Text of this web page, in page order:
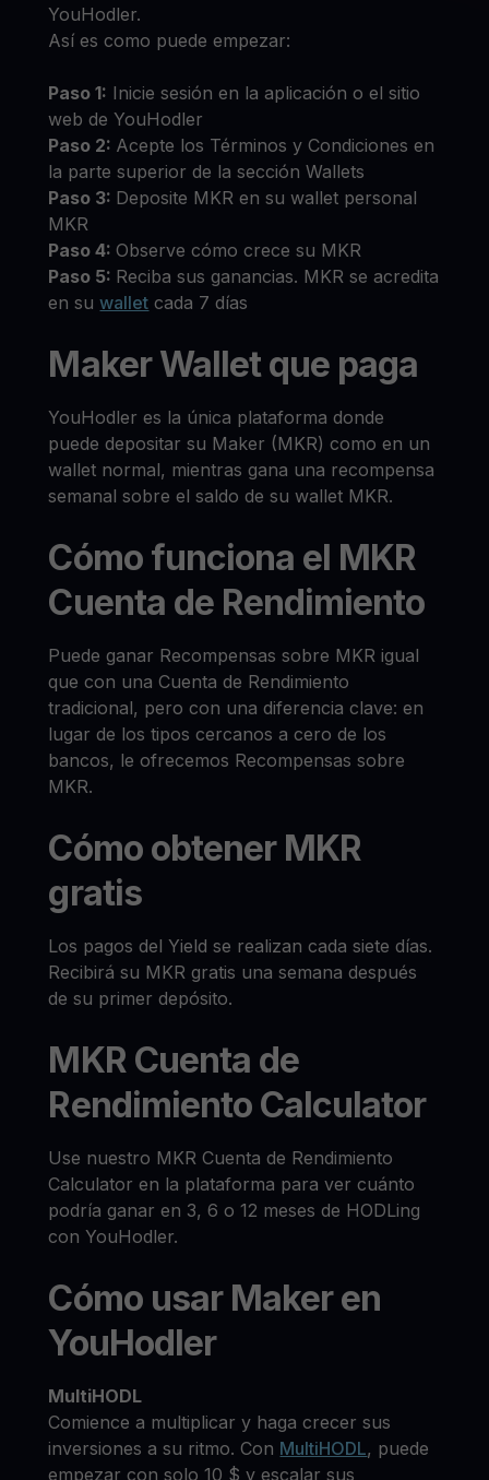
YouHodler.
Así es como puede empezar:
Paso 1: Inicie sesión en la aplicación o el sitio
web de YouHodler
Paso 2: Acepte los Términos y Condiciones en
la parte superior de la sección Wallets
Paso 3: Deposite MKR en su wallet personal
MKR
Paso 4:Observe cómo crece su MKR
Paso 5: Reciba sus ganancias. MKR se acredita
en suwallet cada 7 días
Maker Wallet que paga
YouHodler es la única plataforma donde
puede depositar su Maker (MKR) como en un
wallet normal, mientras gana una recompensa
semanal sobre el saldo de su wallet MKR.
Cómo funciona el MKR
Cuenta de Rendimiento
Puede ganar Recompensas sobre MKR igual
que con una Cuenta de Rendimiento
tradicional, pero con una diferencia clave: en
lugar de los tipos cercanos a cero de los
bancos, le ofrecemos Recompensas sobre
MKR.
Cómo obtener MKR
gratis
Los pagos del Yield se realizan cada siete días.
Recibirá su MKR gratis una semana después
de su primer depósito.
MKR Cuenta de
Rendimiento Calculator
Use nuestro MKR Cuenta de Rendimiento
Calculator en la plataforma para ver cuánto
podría ganar en 3, 6 o 12 meses de HODLing
con YouHodler.
Cómo usar Maker en
YouHodler
MultiHODL
Comience a multiplicar y haga crecer sus
inversiones a su ritmo. Con MultiHODL, puede
empezar con solo 10 $ y escalar sus